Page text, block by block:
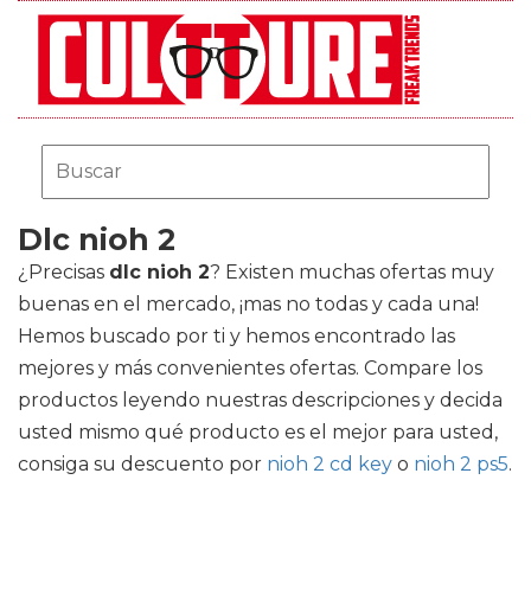
Dlc nioh 2
¿Precisas dlc nioh 2? Existen muchas ofertas muy
buenas en el mercado, ¡mas no todas y cada una!
Hemos buscado por ti y hemos encontrado las
mejores y más convenientes ofertas. Compare los
productos leyendo nuestras descripciones y decida
usted mismo qué producto es el mejor para usted,
consiga su descuento por nioh 2 cd key o nioh 2 ps5.